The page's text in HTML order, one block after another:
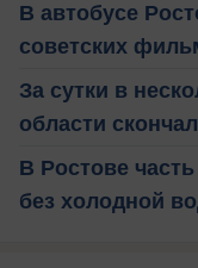
В автобусе
советских
За сутки в
области
В Ростове
без холодной